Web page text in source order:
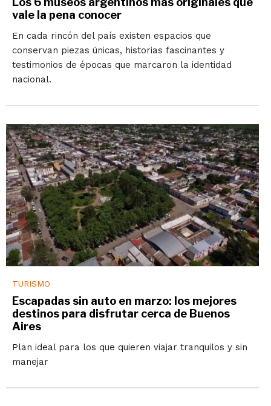
vale la pena conocer
En cada rincón del país existen espacios que
conservan piezas únicas, historias fascinantes y
testimonios de épocas que marcaron la identidad
nacional.
TURISMO
Escapadas sin auto en marzo: los mejores
destinos para disfrutar cerca de Buenos
Aires
Plan ideal para los que quieren viajar tranquilos y sin
manejar